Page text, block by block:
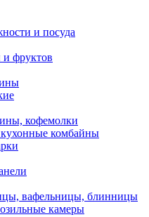
и посуда
фруктов
кофемолки
комбайны
вафельницы, блинницы
камеры